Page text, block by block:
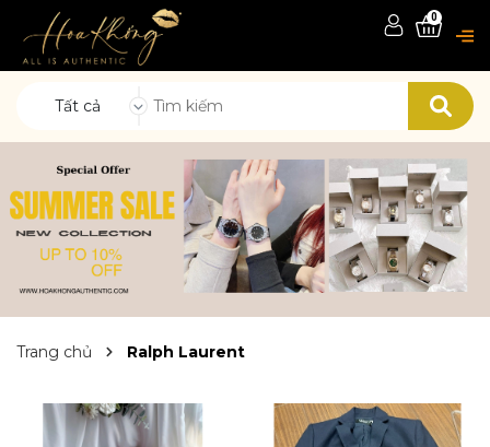
Tất cả
0
Trang chủ Ralph Laurent